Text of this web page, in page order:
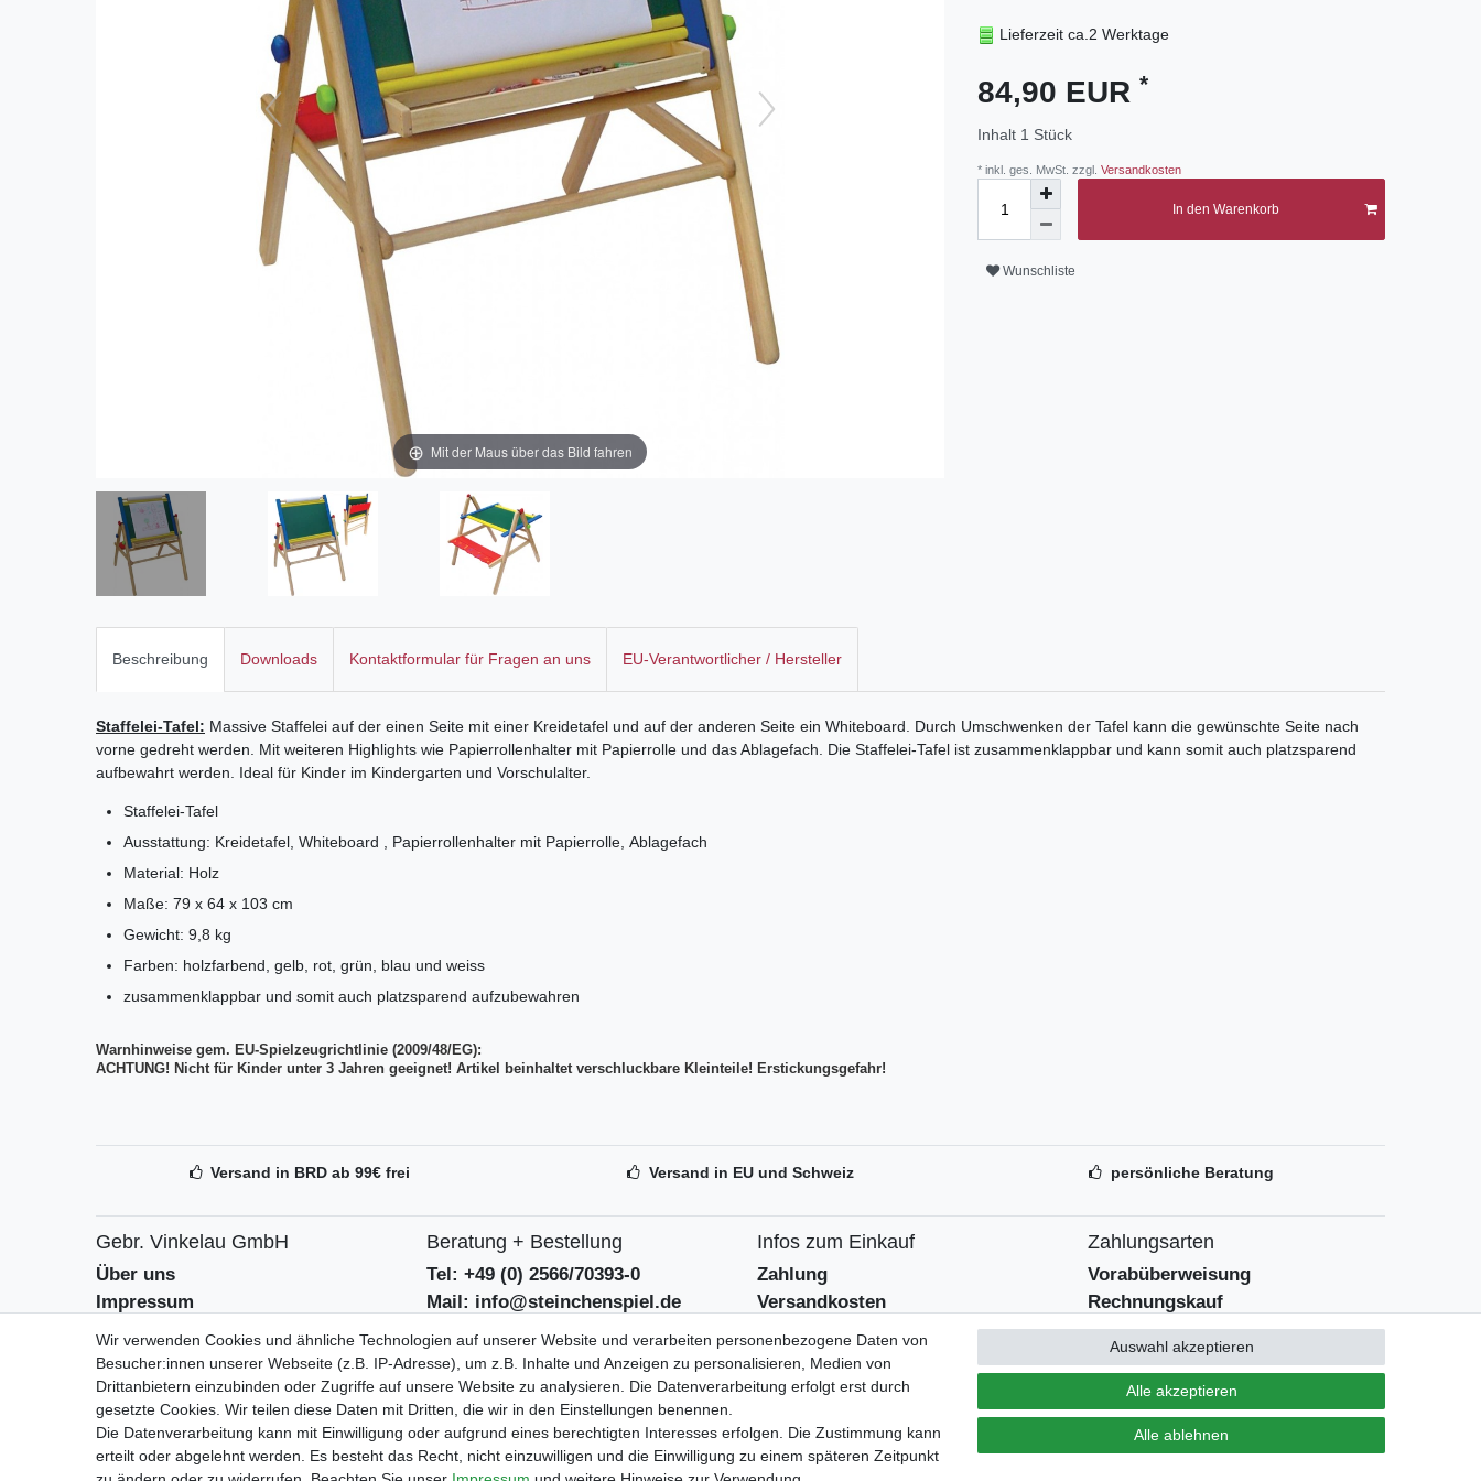
Mit der Maus über das Bild fahren
Lieferzeit ca.2 Werktage
84,90 EUR *
Inhalt 1 Stück
* inkl. ges. MwSt. zzgl. Versandkosten
In den Warenkorb
Wunschliste
Beschreibung Downloads Kontaktformular für Fragen an uns EU-Verantwortlicher / Hersteller
Staffelei-Tafel: Massive Staffelei auf der einen Seite mit einer Kreidetafel und auf der anderen Seite ein Whiteboard. Durch Umschwenken der Tafel kann die gewünschte Seite nach
vorne gedreht werden. Mit weiteren Highlights wie Papierrollenhalter mit Papierrolle und das Ablagefach. Die Staffelei-Tafel ist zusammenklappbar und kann somit auch platzsparend
aufbewahrt werden. Ideal für Kinder im Kindergarten und Vorschulalter.
Staffelei-Tafel
Ausstattung: Kreidetafel, Whiteboard , Papierrollenhalter mit Papierrolle, Ablagefach
Material: Holz
Maße: 79 x 64 x 103 cm
Gewicht: 9,8 kg
Farben: holzfarbend, gelb, rot, grün, blau und weiss
zusammenklappbar und somit auch platzsparend aufzubewahren
Warnhinweise gem. EU-Spielzeugrichtlinie (2009/48/EG):
ACHTUNG! Nicht für Kinder unter 3 Jahren geeignet! Artikel beinhaltet verschluckbare Kleinteile! Erstickungsgefahr!
Versand in BRD ab 99€ frei Versand in EU und Schweiz persönliche Beratung
Gebr. Vinkelau GmbH
Über uns
Impressum
AGB
Datenschutzerklärung
Beratung + Bestellung
Tel: +49 (0) 2566/70393-0
Mail: info@steinchenspiel.de
Kontaktformular
Batterieentsorgungshinweise
Geschäftszeiten
Mo-Fr 9 - 12:30 und 14 - 18 Uhr
Infos zum Einkauf
Zahlung
Versandkosten
Widerrufsrecht
Widerrufsformular
bei der Landbell AG
Zahlungsarten
Vorabüberweisung
Rechnungskauf
Zahlung bei Abholung
PayPal (inkl. Kreditkarten)
Wir verwenden Cookies und ähnliche Technologien auf unserer Website und verarbeiten personenbezogene Daten von
Besucher:innen unserer Webseite (z.B. IP-Adresse), um z.B. Inhalte und Anzeigen zu personalisieren, Medien von
Drittanbietern einzubinden oder Zugriffe auf unsere Website zu analysieren. Die Datenverarbeitung erfolgt erst durch
gesetzte Cookies. Wir teilen diese Daten mit Dritten, die wir in den Einstellungen benennen.
Die Datenverarbeitung kann mit Einwilligung oder aufgrund eines berechtigten Interesses erfolgen. Die Zustimmung kann
erteilt oder abgelehnt werden. Es besteht das Recht, nicht einzuwilligen und die Einwilligung zu einem späteren Zeitpunkt
Alle akzeptieren
Alle ablehnen
Auswahl akzeptieren